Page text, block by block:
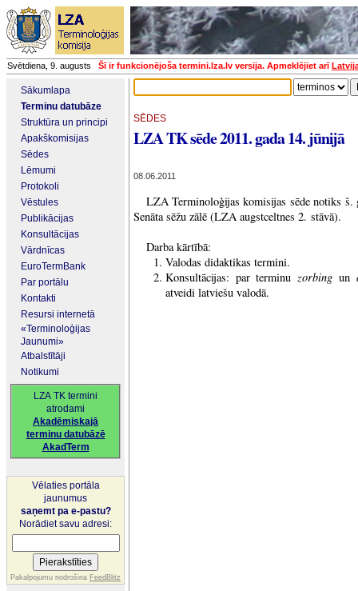
Svētdiena, 9. augusts Šī ir funkcionējoša termini.lza.lv versija. Apmeklējiet arī
Sākumlapa
Terminu datubāze
Struktūra un principi
Apakškomisijas
Sēdes
Lēmumi
Protokoli
Vēstules
Publikācijas
Konsultācijas
Vārdnīcas
EuroTermBank
Par portālu
Kontakti
Resursi internetā
«Terminoloģijas
Jaunumi»
Atbalstītāji
Notikumi
LZA TK termini
atrodami
Akadēmiskajā
terminu datubāzē
AkadTerm
Vēlaties portāla
jaunumus
saņemt pa e-pastu?
Norādiet savu adresi:
Pakalpojumu nodrošina FeedBlitz
SĒDES
LZA TK sēde 2011. gada 14. jūnijā
08.06.2011
LZA Terminoloģijas komisijas sēde notiks
Senāta sēžu zālē (LZA augstceltnes 2. stāvā).
Darba kārtībā:
Valodas didaktikas termini.
Konsultācijas: par terminuzorbing un
atveidi latviešu valodā.